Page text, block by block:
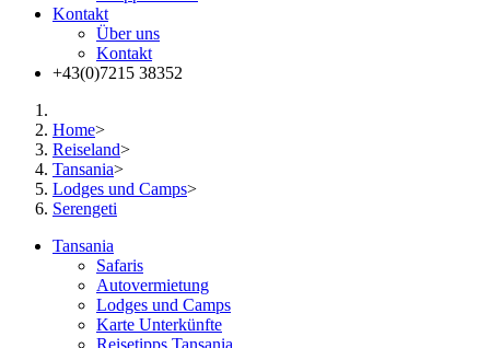
Kontakt
Über uns
Kontakt
+43(0)7215 38352
Home>
Reiseland>
Tansania>
Lodges und Camps>
Serengeti
Tansania
Safaris
Autovermietung
Lodges und Camps
Karte Unterkünfte
Reisetipps Tansania